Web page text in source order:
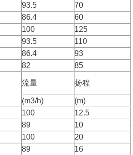
93.5 70
86.4 60
100 125
93.5 110
86.4 93
82 85
流量 扬程
(m3/h)
(m)
100 12.5
89 10
100 20
89 16